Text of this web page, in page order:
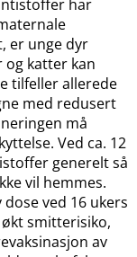
har
er unge dyr
og katter kan
tilfeller allerede
med redusert
må
Ved ca. 12
generelt så
vil hemmes.
ved 16 ukers
smitterisiko,
av